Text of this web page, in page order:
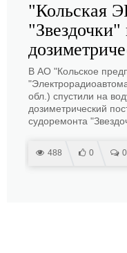
"Кольская
"Звездочки"
В АО "Кольское
обл.) спустили на
дозиметрический
судоремонта
488 0 0